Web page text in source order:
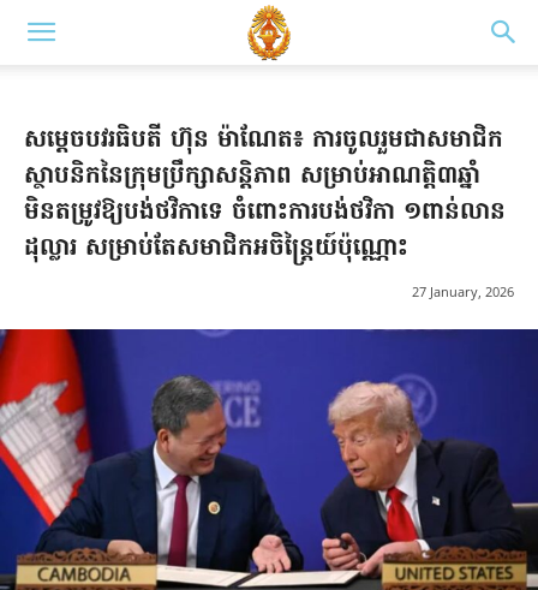
សម្តេចបវរធិបតី ហ៊ុន ម៉ាណែត៖ ការចូលរួម​ជា​សមាជិក​
ស្ថាបនិក​នៃ​ក្រុម​ប្រឹក្សាសន្តិភាព សម្រាប់អាណត្តិ៣ឆ្នាំ
មិនតម្រូវ​ឱ្យបង់​ថវិកា​ទេ ចំពោះការបង់ថវិកា ១ពាន់លាន
ដុល្លារ សម្រាប់​តែ​សមាជិក​អចិន្ត្រៃយ៍​ប៉ុណ្ណោះ
27 January, 2026